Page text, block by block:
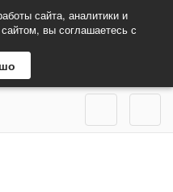
сайта, аналитики и
вы соглашаетесь с